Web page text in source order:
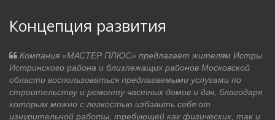
Концепция развития
Компания «МАСТЕР ПЛЮС» предлагает жителям Истры
Истринского района и близлежащих районов Московской
области воспользоваться предлагаемыми услугами по
строительству и ремонту частных домов и дач, благодаря
которым можно с легкостью избавить себя от
изнурительной работы, требующей как физических, так и